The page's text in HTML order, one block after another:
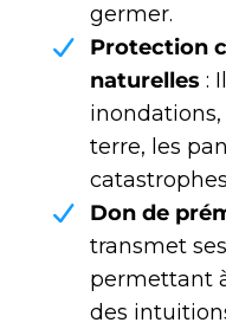
germer.
Protection
naturelles :
terre, les
Don de
transmet
permettant
des